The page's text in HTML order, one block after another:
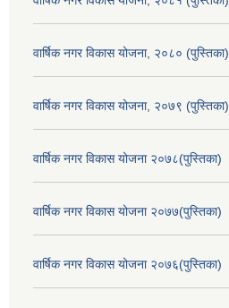
वार्षिक नगर विकास योजना, २०८० (पुस्तिका)
वार्षिक नगर विकास योजना, २०७९ (पुस्तिका)
वार्षिक नगर विकास योजना २०७८(पुस्तिका)
वार्षिक नगर विकास योजना २०७७(पुस्तिका)
वार्षिक नगर विकास योजना २०७६(पुस्तिका)